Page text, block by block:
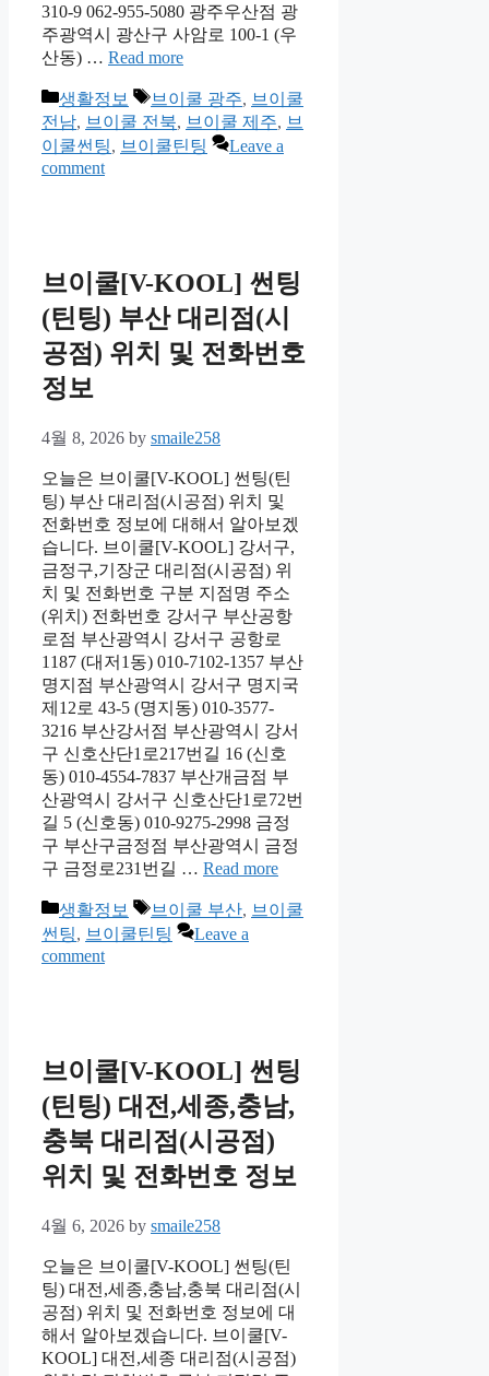
310-9 062-955-5080 광주우산점 광
주광역시 광산구 사암로 100-1 (우
산동) … Read more
Categories
생활정보 Tags
브이쿨 광주, 브이쿨
전남, 브이쿨 전북, 브이쿨 제주, 브
이쿨썬팅, 브이쿨틴팅
Leave a
comment
브이쿨[V-KOOL] 썬팅
(틴팅) 부산 대리점(시
공점) 위치 및 전화번호
정보
4월 8, 2026 by smaile258
오늘은 브이쿨[V-KOOL] 썬팅(틴
팅) 부산 대리점(시공점) 위치 및
전화번호 정보에 대해서 알아보겠
습니다. 브이쿨[V-KOOL] 강서구,
금정구,기장군 대리점(시공점) 위
치 및 전화번호 구분 지점명 주소
(위치) 전화번호 강서구 부산공항
로점 부산광역시 강서구 공항로
1187 (대저1동) 010-7102-1357 부산
명지점 부산광역시 강서구 명지국
제12로 43-5 (명지동) 010-3577-
3216 부산강서점 부산광역시 강서
구 신호산단1로217번길 16 (신호
동) 010-4554-7837 부산개금점 부
산광역시 강서구 신호산단1로72번
길 5 (신호동) 010-9275-2998 금정
구 부산구금정점 부산광역시 금정
구 금정로231번길 … Read more
Categories
생활정보 Tags
브이쿨 부산, 브이쿨
썬팅, 브이쿨틴팅
Leave a
comment
브이쿨[V-KOOL] 썬팅
(틴팅) 대전,세종,충남,
충북 대리점(시공점)
위치 및 전화번호 정보
4월 6, 2026 by smaile258
오늘은 브이쿨[V-KOOL] 썬팅(틴
팅) 대전,세종,충남,충북 대리점(시
공점) 위치 및 전화번호 정보에 대
해서 알아보겠습니다. 브이쿨[V-
KOOL] 대전,세종 대리점(시공점)